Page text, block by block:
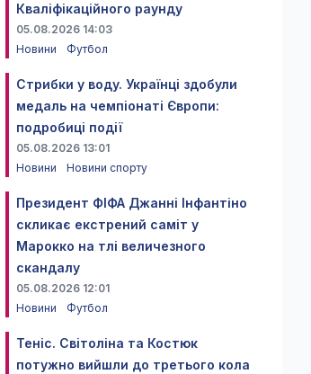
Кваліфікаційного раунду
05.08.2026 14:03
Новини
Футбол
Стрибки у воду. Українці здобули
медаль на чемпіонаті Європи:
подробиці події
05.08.2026 13:01
Новини
Новини спорту
Президент ФІФА Джанні Інфантіно
скликає екстрений саміт у
Марокко на тлі величезного
скандалу
05.08.2026 12:01
Новини
Футбол
Теніс. Світоліна та Костюк
потужно вийшли до третього кола